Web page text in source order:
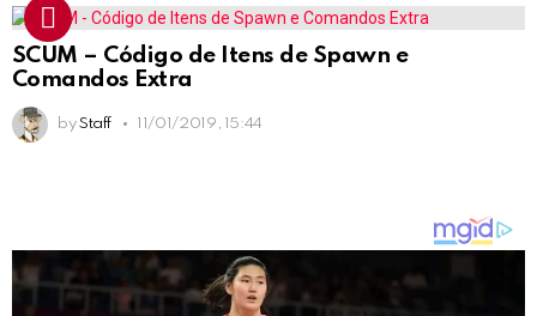
SCUM – Código de Itens de Spawn e
Comandos Extra
by Staff 11/01/2019, 15:44